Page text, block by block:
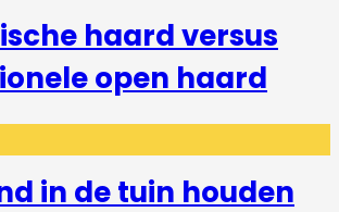
haard versus
open haard
in de tuin houden